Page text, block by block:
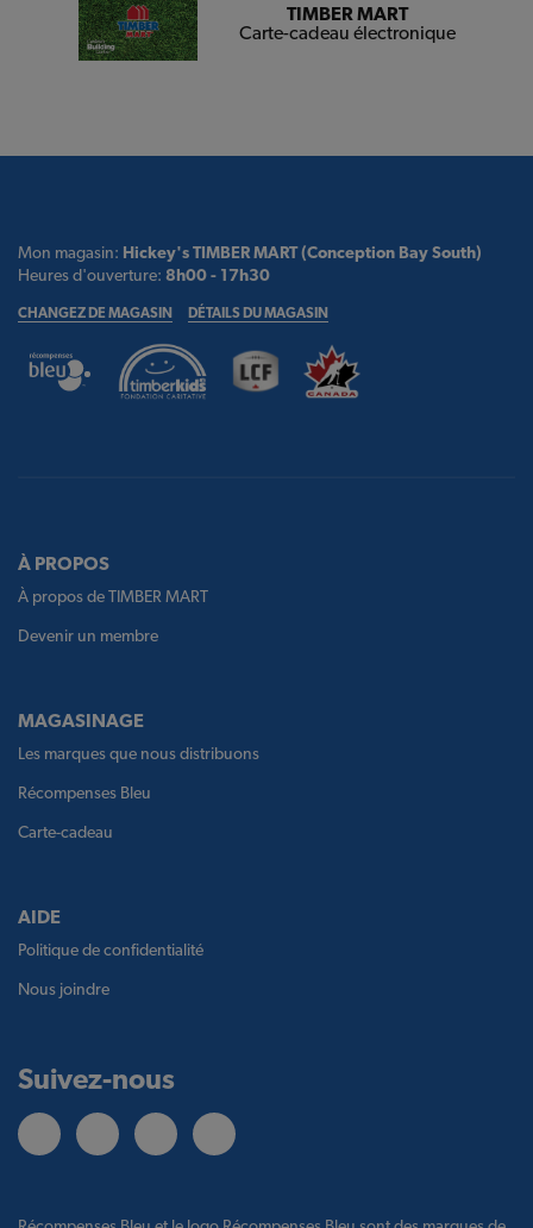
TIMBER MART
Carte-cadeau électronique
Mon magasin: Hickey's TIMBER MART (Conception Bay South)
Heures d'ouverture: 8h00 - 17h30
CHANGEZ DE MAGASIN DÉTAILS DU MAGASIN
À PROPOS
À propos de TIMBER MART
Devenir un membre
MAGASINAGE
Les marques que nous distribuons
Récompenses Bleu
Carte-cadeau
AIDE
Politique de confidentialité
Nous joindre
Suivez-nous